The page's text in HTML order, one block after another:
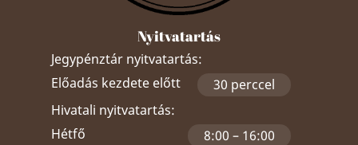
Nyitvatartás
Jegypénztár nyitvatartás:
Előadás kezdete előtt
30 perccel
Hivatali nyitvatartás:
Hétfő
8:00 – 16:00